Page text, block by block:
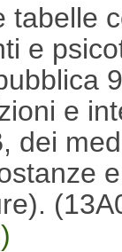
tabelle
e
e
dei